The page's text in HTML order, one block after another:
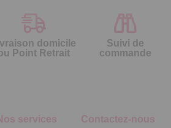
domicile
Point Retrait
Suivi de
commande
services Contactez-nous